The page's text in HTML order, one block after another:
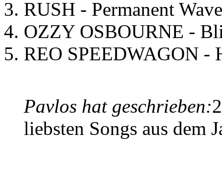
3. RUSH - Permanent
4. OZZY OSBOURNE -
5. REO SPEEDWAGON
Pavlos hat geschrieben:
liebsten Songs aus dem